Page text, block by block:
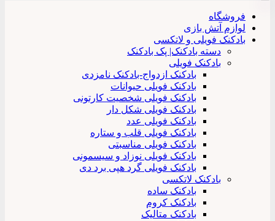
فروشگاه
لوازم آتش بازی
بادکنک فویلی و لاتکسی
دسته بادکنک| پک بادکنک
بادکنک فویلی
بادکنک ازدواج-بادکنک نامزدی
بادکنک فویلی حیوانات
بادکنک فویلی شخصیت کارتونی
بادکنک فویلی شکل دار
بادکنک فویلی عدد
بادکنک فویلی قلب و ستاره
بادکنک فویلی مناسبتی
بادکنک فویلی نوزاد و سیسمونی
بادکنک فویلی گرد هپی برد دی
بادکنک لاتکسی
بادکنک ساده
بادکنک کروم
بادکنک متالیک